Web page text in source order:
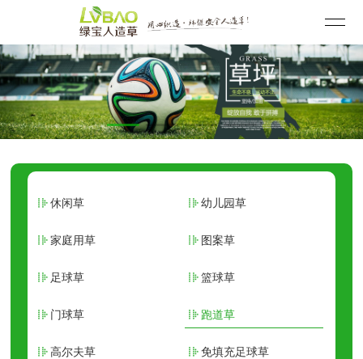
休闲草 幼儿园草
家庭用草 图案草
足球草 篮球草
门球草 跑道草
高尔夫草 免填充足球草